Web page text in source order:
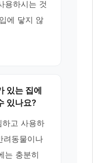
용하시는 것
에 닿지 않
있는 집에
있나요?
하고 사용하
려동물이나
는 충분히